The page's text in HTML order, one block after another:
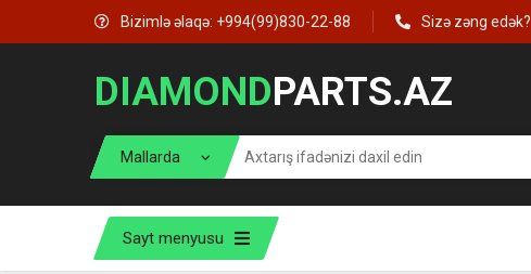
Bizimlə əlaqə: +994(99)830-22-88 Sizə zəng edək?
DIAMONDPARTS.AZ
Sayt menyusu